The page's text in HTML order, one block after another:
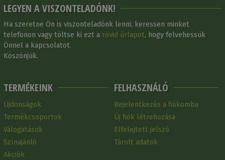
LEGYEN A VISZONTELADÓNK!
Ha szeretne Ön is viszonteladónk lenni, keressen minket
telefonon vagy töltse ki ezt a rövid űrlapot, hogy felvehessük
Önnel a kapcsolatot.
Köszönjük.
TERMÉKEINK
Újdonságok
Termékcsoportok
Válogatások
Színajánló
Akciók
FELHASZNÁLÓ
Bejelentkezés a fiókomba
Új fiók létrehozása
Elfelejtett jelszó
Tárolt adatok